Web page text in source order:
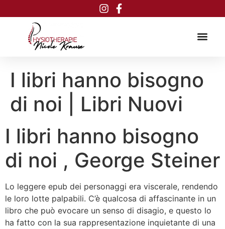
I libri hanno bisogno
di noi | Libri Nuovi
I libri hanno bisogno
di noi , George Steiner
Lo leggere epub dei personaggi era viscerale, rendendo
le loro lotte palpabili. C’è qualcosa di affascinante in un
libro che può evocare un senso di disagio, e questo lo
ha fatto con la sua rappresentazione inquietante di una